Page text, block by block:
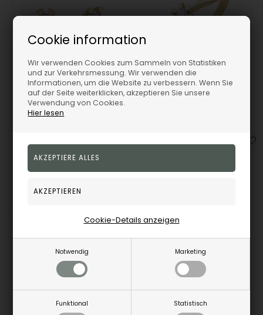
Cookie information
Wir verwenden Cookies zum Sammeln von Statistiken
und zur Verkehrsmessung. Wir verwenden die
Informationen, um die Website zu verbessern. Wenn Sie
auf der Seite weiterklicken, akzeptieren Sie unsere
Verwendung von Cookies.
Hier lesen
Notwendig Marketing
Funktional Statistisch
Cookie-Details anzeigen
Aagaard 14 kt Rotgold Eternity 6 Ohrstecker mit 2 x 0,05 - 1,00 ct Diamanten
Aagaard
477,00 EUR
149499
Artikel bestellen
Aagaard 14 kt Rotgold Eternity 6-fach Fingerring 1 x 0,05 - 1,00 ct Diamanten
10% 10%